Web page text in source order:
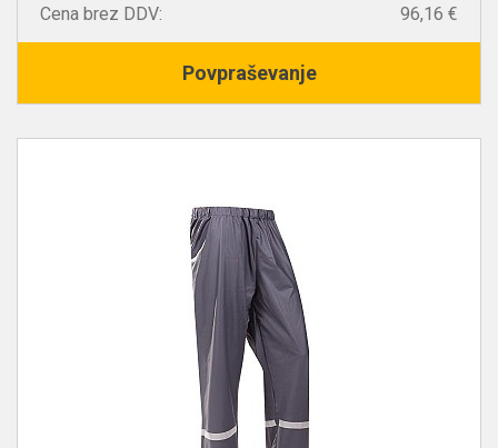
Cena brez DDV:
96,16 €
Povpraševanje